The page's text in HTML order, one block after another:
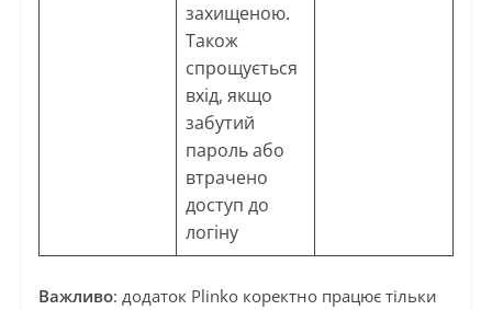
захищеною.
Також
спрощується
вхід, якщо
забутий
пароль або
втрачено
доступ до
логіну
Важливо: додаток Plinko коректно працює тільки